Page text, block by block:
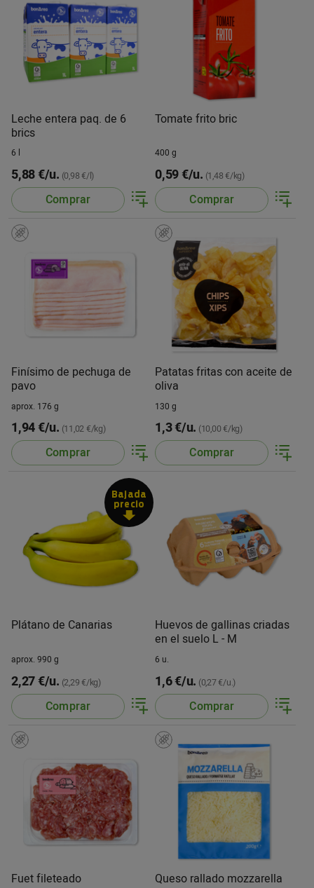
Leche entera paq. de 6
brics
6 l
5,88 €/u. (0,98 €/l)
Comprar
Tomate frito bric
400 g
0,59 €/u. (1,48 €/kg)
Comprar
Finísimo de pechuga de
pavo
aprox. 176 g
1,94 €/u. (11,02 €/kg)
Comprar
Patatas fritas con aceite de
oliva
130 g
1,3 €/u. (10,00 €/kg)
Comprar
Bajada
precio
Plátano de Canarias
aprox. 990 g
2,27 €/u. (2,29 €/kg)
Comprar
Huevos de gallinas criadas
en el suelo L - M
6 u.
1,6 €/u. (0,27 €/u.)
Comprar
Fuet fileteado Queso rallado mozzarella